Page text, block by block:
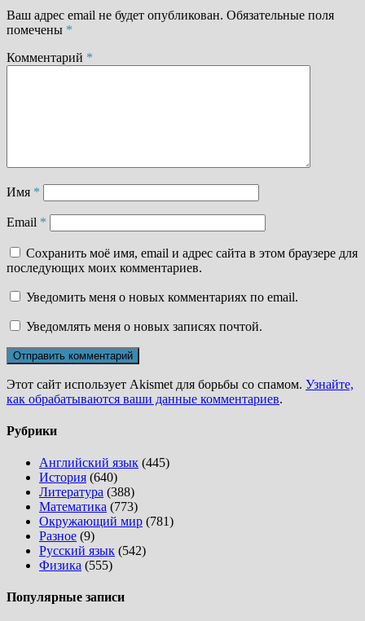
Ваш адрес email не будет опубликован. Обязательные поля
помечены *
Комментарий *
Имя *
Email *
Сохранить моё имя, email и адрес сайта в этом браузере для
последующих моих комментариев.
Уведомить меня о новых комментариях по email.
Уведомлять меня о новых записях почтой.
Этот сайт использует Akismet для борьбы со спамом. Узнайте,
как обрабатываются ваши данные комментариев.
Рубрики
Английский язык (445)
История (640)
Литература (388)
Математика (773)
Окружающий мир (781)
Разное (9)
Русский язык (542)
Физика (555)
Популярные записи